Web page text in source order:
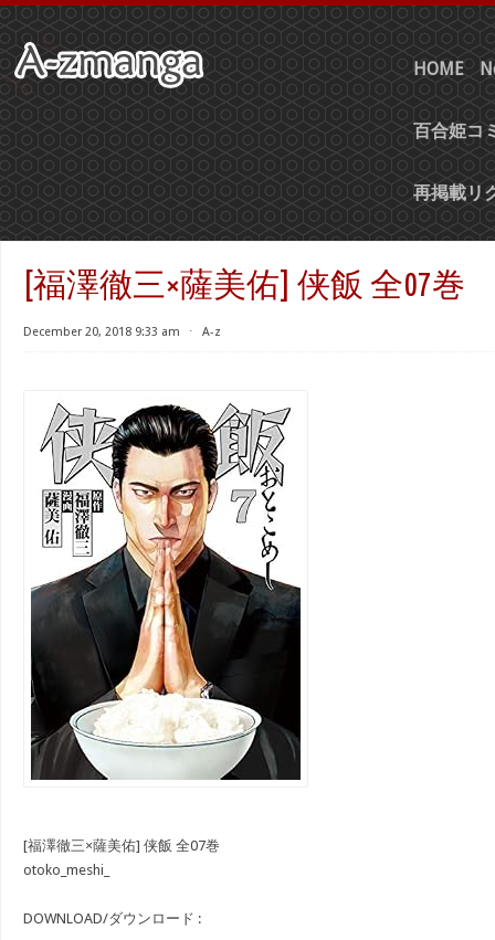
HOME
百合姫コ
再掲載リ
[福澤徹三×薩美佑] 侠飯 全07巻
December 20, 2018 9:33 am ⋅ A-z
[福澤徹三×薩美佑] 侠飯 全07巻
otoko_meshi_
DOWNLOAD/ダウンロード :